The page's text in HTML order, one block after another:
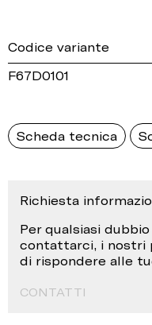
Codice variante
F67D0101
Scheda tecnica
Richiesta
Per qualsiasi
contattarci, i nostri
di rispondere alle
CONTATTI